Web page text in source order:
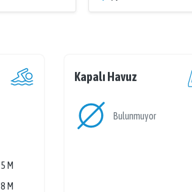
5 M
8 M
Kapalı Havuz
Bulunmuyor